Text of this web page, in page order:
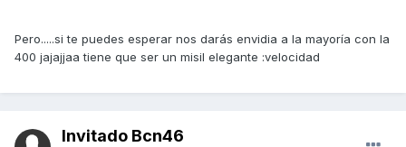
Pero.....si te puedes esperar nos darás envidia a la mayoría con la
400 jajajjaa tiene que ser un misil elegante :velocidad
Invitado Bcn46